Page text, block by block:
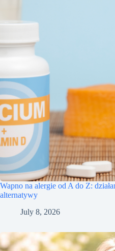
Wapno na alergie od A do Z:
alternatywy
July 8, 2026